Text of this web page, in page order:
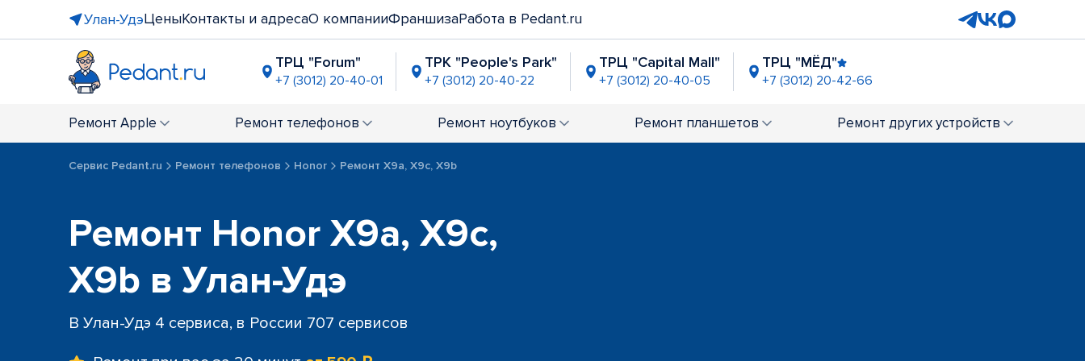
Улан-УдэЦеныКонтакты и адресаО компанииФраншизаРабота в Pedant.ru
ТРЦ "Forum"
+7 (3012) 20-40-01
ТРК "People's Park"
+7 (3012) 20-40-22
ТРЦ "Capital Mall"
+7 (3012) 20-40-05
ТРЦ "МЁД"
+7 (3012) 20-42-66
Ремонт Apple Ремонт телефонов Ремонт ноутбуков Ремонт планшетов Ремонт других устройств
Сервис Pedant.ru Ремонт телефонов Honor Ремонт X9a, X9c, X9b
Ремонт Honor X9a, X9c,
X9b в Улан-Удэ
В Улан-Удэ 4 сервиса, в России 707 сервисов